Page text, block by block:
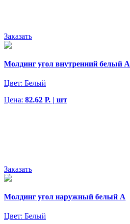
Заказать
Молдинг угол внутренний белый А
Цвет: Белый
Цена: 82.62 Р. | шт
Заказать
Молдинг угол наружный белый А
Цвет: Белый